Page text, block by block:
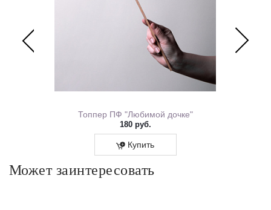
Топпер ПФ "Любимой дочке"
180 руб.
Купить
Может заинтересовать